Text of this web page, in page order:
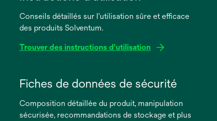
Conseils détaillés sur l'utilisation sûre et efficace
des produits Solventum.
Trouver des instructions d'utilisation
dans
nouvel
onglet
Fiches de données de sécurité
Composition détaillée du produit, manipulation
sécurisée, recommandations de stockage et plus